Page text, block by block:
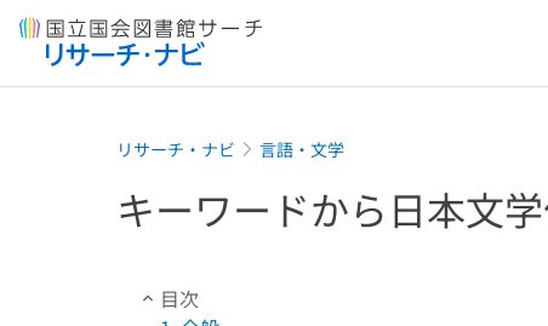
本文へ移動
リサーチ・ナビ 言語・文学
キーワードから日本文
目次